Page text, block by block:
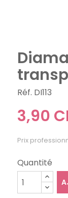
Réf. DI113
3,90
Prix
Quantité